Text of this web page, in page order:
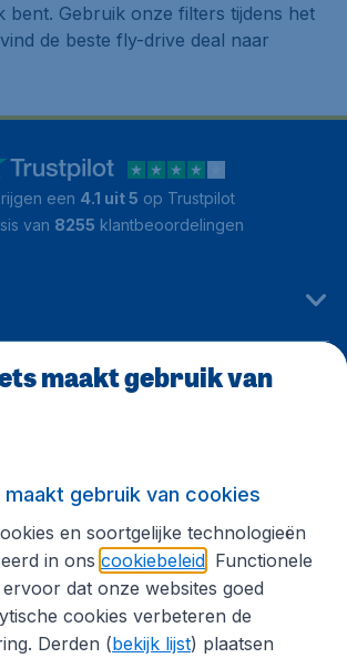
bent. Gebruik onze filters tijdens het
de beste fly-drive deal naar
een 4.1 uit 5 op Trustpilot
van 8255 klantbeoordelingen
maakt gebruik van
gebruik van cookies
en soortgelijke technologieën
in ons cookiebeleid . Functionele
dat onze websites goed
cookies verbeteren de
Derden (bekijk lijst) plaatsen